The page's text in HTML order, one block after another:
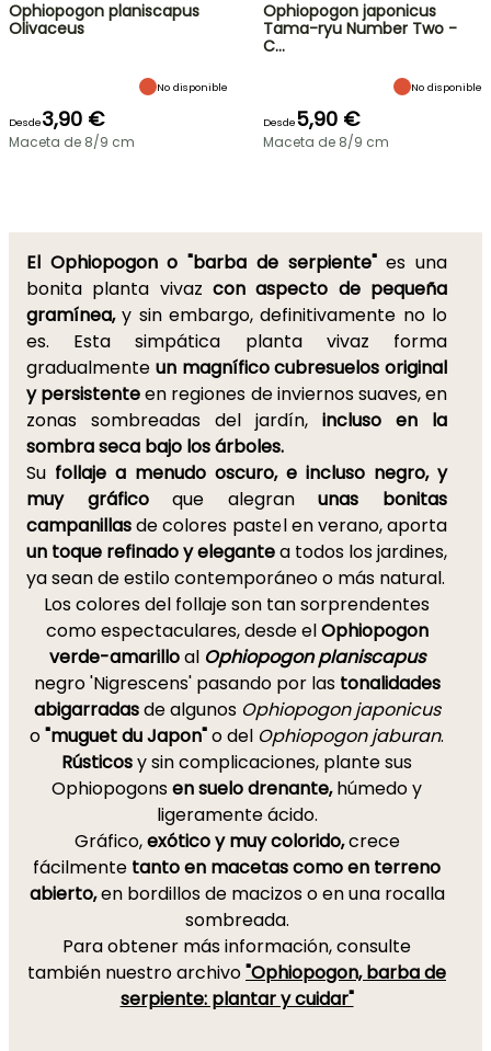
Ophiopogon planiscapus
Olivaceus
No disponible
Desde3,90 €
Maceta de 8/9 cm
Ophiopogon japonicus
Tama-ryu Number Two -
C…
No disponible
Desde5,90 €
Maceta de 8/9 cm
El Ophiopogon o "barba de serpiente"es una
bonita planta vivaz con aspecto de pequeña
gramínea,y sin embargo, definitivamente no lo
es. Esta simpática planta vivaz forma
gradualmente un magnífico cubresuelos original
y persistenteen regiones de inviernos suaves, en
zonas sombreadas del jardín, incluso en la
sombra seca bajo los árboles.
Su follaje a menudo oscuro, e incluso negro, y
muy gráficoque alegranunas bonitas
campanillasde colores pastel en verano, aporta
un toque refinado y elegantea todos los jardines,
ya sean de estilo contemporáneo o más natural.
Los colores del follaje son tan sorprendentes
como espectaculares, desde elOphiopogon
verde-amarilloal Ophiopogon planiscapus
negro 'Nigrescens' pasando por las tonalidades
abigarradasde algunos Ophiopogon japonicus
o"muguet du Japon"o del Ophiopogon jaburan.
Rústicosy sin complicaciones, plante sus
Ophiopogonsen suelo drenante,húmedo y
ligeramente ácido.
Gráfico,exótico y muy colorido,crece
fácilmente tanto en macetas como en terreno
abierto,en bordillos de macizos o en una rocalla
sombreada.
Para obtener más información, consulte
también nuestro archivo"Ophiopogon, barba de
serpiente: plantar y cuidar"